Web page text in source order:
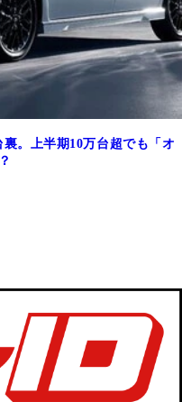
。上半期10万台超でも「オ